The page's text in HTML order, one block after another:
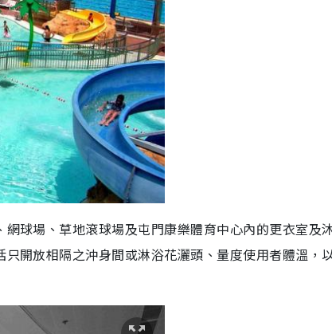
球場、草地滾球場及屯門康樂體育中心內的更衣室及
開放相隔之沖身間或淋浴花灑頭、量度使用者體溫，